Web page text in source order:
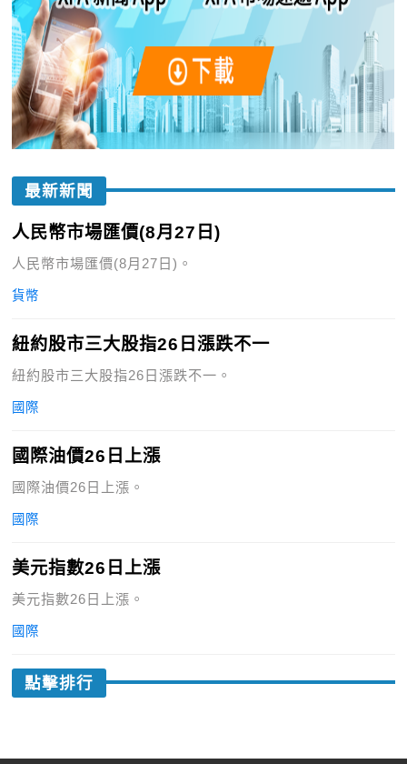
最新新聞
人民幣市場匯價(8月27日)
人民幣市場匯價(8月27日)。
貨幣
紐約股市三大股指26日漲跌不一
紐約股市三大股指26日漲跌不一。
國際
國際油價26日上漲
國際油價26日上漲。
國際
美元指數26日上漲
美元指數26日上漲。
國際
點擊排行